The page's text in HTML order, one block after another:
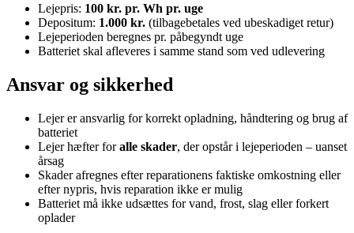
Lejepris: 100 kr. pr. Wh pr. uge
Depositum: 1.000 kr. (tilbagebetales ved ubeskadiget retur)
Lejeperioden beregnes pr. påbegyndt uge
Batteriet skal afleveres i samme stand som ved udlevering
Ansvar og sikkerhed
Lejer er ansvarlig for korrekt opladning, håndtering og brug af
batteriet
Lejer hæfter foralle skader, der opstår i lejeperioden – uanset
årsag
Skader afregnes efter reparationens faktiske omkostning eller
efter nypris, hvis reparation ikke er mulig
Batteriet må ikke udsættes for vand, frost, slag eller forkert
oplader